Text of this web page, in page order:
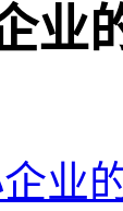
业
业